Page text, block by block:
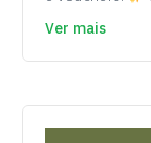
Ver mais